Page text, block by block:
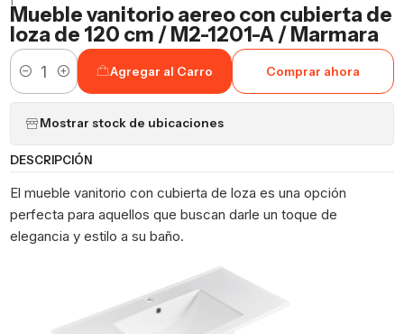
Mueble vanitorio aereo con cubierta de
loza de 120 cm / M2-1201-A / Marmara
Cantidad
Agregar al Carro Comprar ahora
Mostrar stock de ubicaciones
DESCRIPCIÓN
El mueble vanitorio con cubierta de loza es una opción
perfecta para aquellos que buscan darle un toque de
elegancia y estilo a su baño.